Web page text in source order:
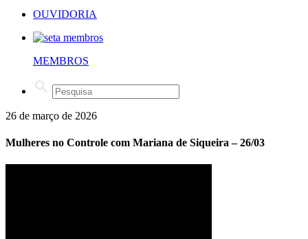
OUVIDORIA
MEMBROS
26 de março de 2026
Mulheres no Controle com Mariana de Siqueira – 26/03